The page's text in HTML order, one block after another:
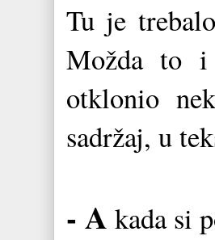
Tu je
Možda to i
otklonio
sadržaj, u
- A kada si